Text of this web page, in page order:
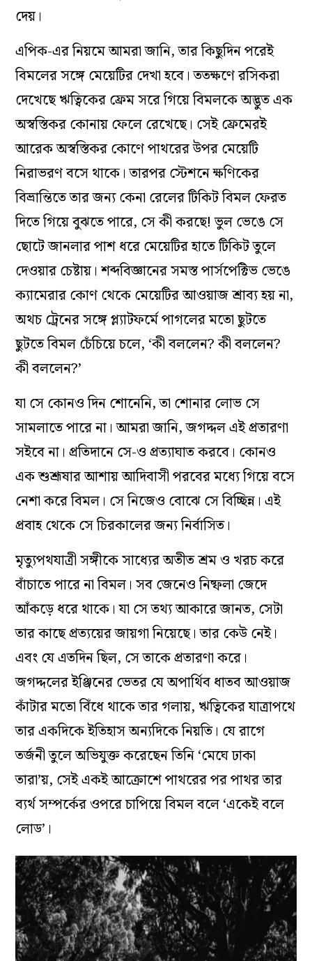
দেয়।
এপিক-এর নিয়মে আমরা জানি, তার কিছুদিন পরেই
বিমলের সঙ্গে মেয়েটির দেখা হবে। ততক্ষণে রসিকরা
দেখেছে ঋত্বিকের ফ্রেম সরে গিয়ে বিমলকে অদ্ভুত এক
অস্বস্তিকর কোনায় ফেলে রেখেছে। সেই ফ্রেমেরই
আরেক অস্বস্তিকর কোণে পাথরের উপর মেয়েটি
নিরাভরণ বসে থাকে। তারপর স্টেশনে ক্ষণিকের
বিভ্রান্তিতে তার জন্য কেনা রেলের টিকিট বিমল ফেরত
দিতে গিয়ে বুঝতে পারে, সে কী করছে! ভুল ভেঙে সে
ছোটে জানলার পাশ ধরে মেয়েটির হাতে টিকিট তুলে
দেওয়ার চেষ্টায়। শব্দবিজ্ঞানের সমস্ত পার্সপেক্টিভ ভেঙে
ক্যামেরার কোণ থেকে মেয়েটির আওয়াজ শ্রাব্য হয় না,
অথচ ট্রেনের সঙ্গে প্ল্যাটফর্মে পাগলের মতো ছুটতে
ছুটতে বিমল চেঁচিয়ে চলে, ‘কী বললেন? কী বললেন?
কী বললেন?’
যা সে কোনও দিন শোনেনি, তা শোনার লোভ সে
সামলাতে পারে না। আমরা জানি, জগদ্দল এই প্রতারণা
সইবে না। প্রতিদানে সে-ও প্রত্যাঘাত করবে। কোনও
এক শুশ্রূষার আশায় আদিবাসী পরবের মধ্যে গিয়ে বসে
নেশা করে বিমল। সে নিজেও বোঝে সে বিচ্ছিন্ন। এই
প্রবাহ থেকে সে চিরকালের জন্য নির্বাসিত।
মৃত্যুপথযাত্রী সঙ্গীকে সাধ্যের অতীত শ্রম ও খরচ করে
বাঁচাতে পারে না বিমল। সব জেনেও নিষ্ফলা জেদে
আঁকড়ে ধরে থাকে। যা সে তথ্য আকারে জানত, সেটা
তার কাছে প্রত্যয়ের জায়গা নিয়েছে। তার কেউ নেই।
এবং যে এতদিন ছিল, সে তাকে প্রতারণা করে।
জগদ্দলের ইঞ্জিনের ভেতর যে অপার্থিব ধাতব আওয়াজ
কাঁটার মতো বিঁধে থাকে তার গলায়, ঋত্বিকের যাত্রাপথে
তার একদিকে ইতিহাস অন্যদিকে নিয়তি। যে রাগে
তর্জনী তুলে অভিযুক্ত করেছেন তিনি ‘মেঘে ঢাকা
তারা’য়, সেই একই আক্রোশে পাথরের পর পাথর তার
ব্যর্থ সম্পর্কের ওপরে চাপিয়ে বিমল বলে ‘একেই বলে
লোড’।